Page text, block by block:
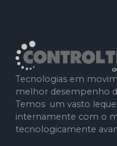
Tecnologias em
melhor desempenho
Temos um vasto
internamente com o
tecnologicamente